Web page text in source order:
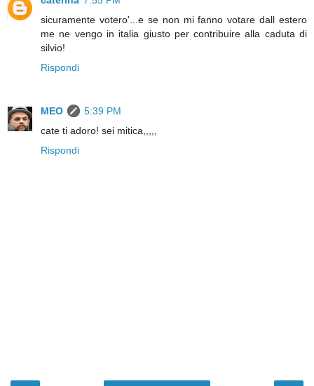
sicuramente votero'...e se non mi fanno votare dall estero
me ne vengo in italia giusto per contribuire alla caduta di
silvio!
Rispondi
MEO
5:39 PM
cate ti adoro! sei mitica,,,,,
Rispondi